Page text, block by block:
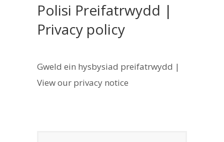
Polisi Preifatrwydd |
Privacy policy
Gweld ein hysbysiad preifatrwydd |
View our privacy notice